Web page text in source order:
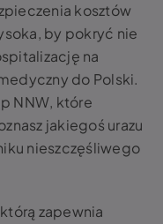
kosztów
by pokryć nie
na
do Polski.
NNW, które
jakiegoś urazu
nieszczęśliwego
zapewnia